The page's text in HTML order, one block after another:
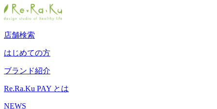
店舗検索
はじめての方
ブランド紹介
Re.Ra.Ku PAY とは
NEWS